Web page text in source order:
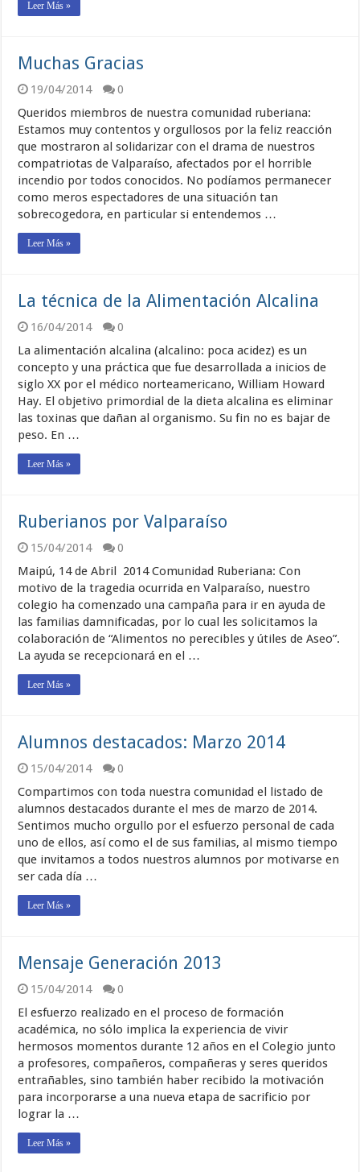
Leer Más »
Muchas Gracias
19/04/2014
0
Queridos miembros de nuestra comunidad ruberiana:
Estamos muy contentos y orgullosos por la feliz reacción
que mostraron al solidarizar con el drama de nuestros
compatriotas de Valparaíso, afectados por el horrible
incendio por todos conocidos. No podíamos permanecer
como meros espectadores de una situación tan
sobrecogedora, en particular si entendemos …
Leer Más »
La técnica de la Alimentación Alcalina
16/04/2014
0
La alimentación alcalina (alcalino: poca acidez) es un
concepto y una práctica que fue desarrollada a inicios de
siglo XX por el médico norteamericano, William Howard
Hay. El objetivo primordial de la dieta alcalina es eliminar
las toxinas que dañan al organismo. Su fin no es bajar de
peso. En …
Leer Más »
Ruberianos por Valparaíso
15/04/2014
0
Maipú, 14 de Abril 2014 Comunidad Ruberiana: Con
motivo de la tragedia ocurrida en Valparaíso, nuestro
colegio ha comenzado una campaña para ir en ayuda de
las familias damnificadas, por lo cual les solicitamos la
colaboración de “Alimentos no perecibles y útiles de Aseo”.
La ayuda se recepcionará en el …
Leer Más »
Alumnos destacados: Marzo 2014
15/04/2014
0
Compartimos con toda nuestra comunidad el listado de
alumnos destacados durante el mes de marzo de 2014.
Sentimos mucho orgullo por el esfuerzo personal de cada
uno de ellos, así como el de sus familias, al mismo tiempo
que invitamos a todos nuestros alumnos por motivarse en
ser cada día …
Leer Más »
Mensaje Generación 2013
15/04/2014
0
El esfuerzo realizado en el proceso de formación
académica, no sólo implica la experiencia de vivir
hermosos momentos durante 12 años en el Colegio junto
a profesores, compañeros, compañeras y seres queridos
entrañables, sino también haber recibido la motivación
para incorporarse a una nueva etapa de sacrificio por
lograr la …
Leer Más »